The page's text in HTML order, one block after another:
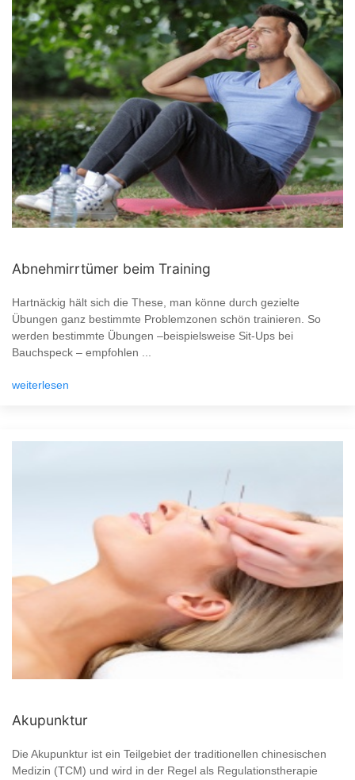
Abnehmirrtümer beim Training
Hartnäckig hält sich die These, man könne durch gezielte
Übungen ganz bestimmte Problemzonen schön trainieren. So
werden bestimmte Übungen –beispielsweise Sit-Ups bei
Bauchspeck – empfohlen ...
weiterlesen
Akupunktur
Die Akupunktur ist ein Teilgebiet der traditionellen chinesischen
Medizin (TCM) und wird in der Regel als Regulationstherapie